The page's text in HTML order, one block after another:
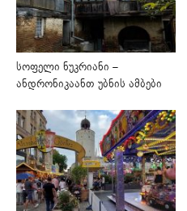
სოფელი ნუკრიანი –
ანდრონიკაანთ უბნის ამბები